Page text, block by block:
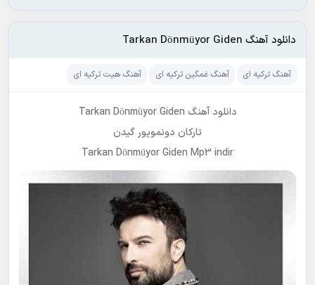
دانلود آهنگ Tarkan Dönmüyor Giden
آهنگ ترکیه ای آهنگ غمگین ترکیه ای آهنگ هیت ترکیه ای
دانلود آهنگ Tarkan Dönmüyor Giden
تارکان دونمویور گیدن
Tarkan Dönmüyor Giden Mp3 indir